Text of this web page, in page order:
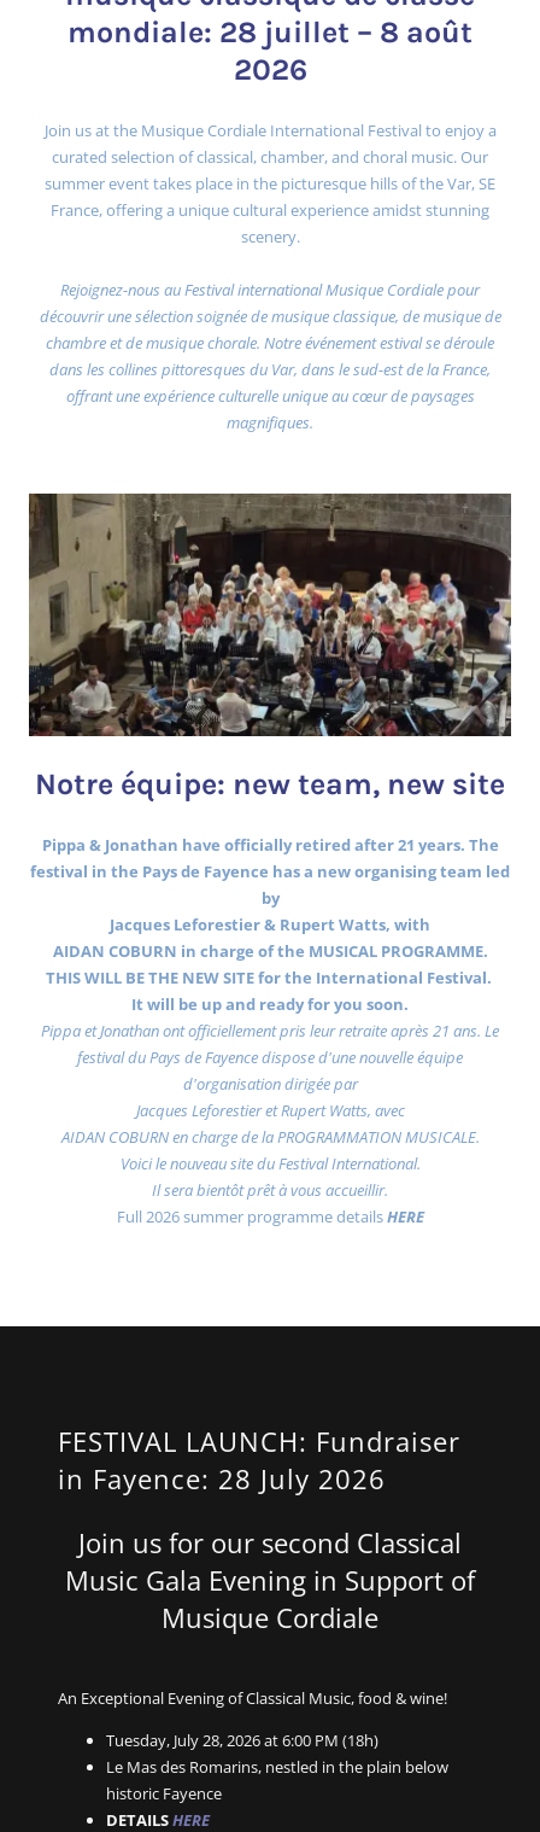
mondiale: 28 juillet – 8 août
2026
Join us at the Musique Cordiale International Festival to enjoy a
curated selection of classical, chamber, and choral music. Our
summer event takes place in the picturesque hills of the Var, SE
France, offering a unique cultural experience amidst stunning
scenery.
Rejoignez-nous au Festival international Musique Cordiale pour
découvrir une sélection soignée de musique classique, de musique de
chambre et de musique chorale. Notre événement estival se déroule
dans les collines pittoresques du Var, dans le sud-est de la France,
offrant une expérience culturelle unique au cœur de paysages
magnifiques.
Notre équipe: new team, new site
Pippa & Jonathan have officially retired after 21 years. The
festival in the Pays de Fayence has a new organising team led
by
Jacques Leforestier & Rupert Watts, with
AIDAN COBURN in charge of the MUSICAL PROGRAMME.
THIS WILL BE THE NEW SITE for the International Festival.
It will be up and ready for you soon.
Pippa et Jonathan ont officiellement pris leur retraite après 21 ans. Le
festival du Pays de Fayence dispose d'une nouvelle équipe
d'organisation dirigée par
Jacques Leforestier et Rupert Watts, avec
AIDAN COBURN en charge de la PROGRAMMATION MUSICALE.
Voici le nouveau site du Festival International.
Il sera bientôt prêt à vous accueillir.
Full 2026 summer programme detailsHERE
FESTIVAL LAUNCH: Fundraiser
in Fayence: 28 July 2026
Join us for our second Classical
Music Gala Evening in Support of
Musique Cordiale
An Exceptional Evening of Classical Music, food & wine!
Tuesday, July 28, 2026 at 6:00 PM (18h)
Le Mas des Romarins, nestled in the plain below
historic Fayence
DETAILSHERE